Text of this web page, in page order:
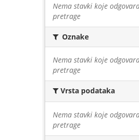
Nema stavki koje
pretrage
Oznake
Nema stavki koje
pretrage
Vrsta podataka
Nema stavki koje
pretrage